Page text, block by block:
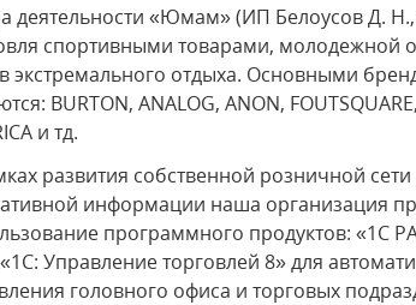
деятельности «Юмам» (ИП Белоусов Д.
спортивными товарами, молодежной
экстремального отдыха. Основными
BURTON, ANALOG, ANON,
и тд.
развития собственной розничной
информации наша организация
программного продуктов: «1С
Управление торговлей 8» для
головного офиса и торговых